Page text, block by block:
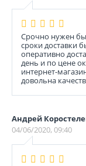
Срочно нужен
сроки доставки
оперативно
день и по цене
интернет-
довольна
Андрей
04/06/2020, 09:40